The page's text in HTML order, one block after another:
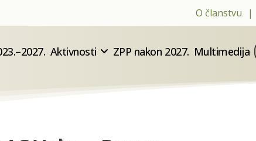
O članstvu
Aktivnosti ZPP nakon 2027. Multimedija